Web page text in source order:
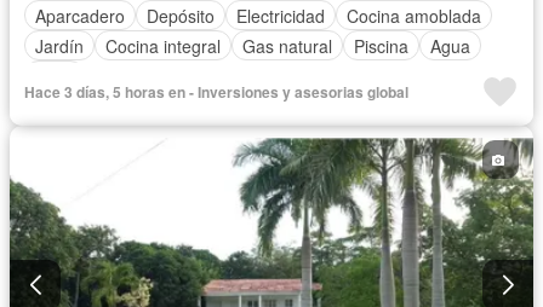
Aparcadero
Depósito Electricidad
Cocina amoblada
Jardín
Cocina integral Gas natural Piscina
Agua
Hace 3 días, 5 horas en - Inversiones y asesorias global